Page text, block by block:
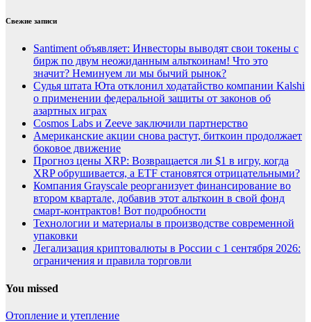
Свежие записи
Santiment объявляет: Инвесторы выводят свои токены с
бирж по двум неожиданным альткоинам! Что это
значит? Неминуем ли мы бычий рынок?
Судья штата Юта отклонил ходатайство компании Kalshi
о применении федеральной защиты от законов об
азартных играх
Cosmos Labs и Zeeve заключили партнерство
Американские акции снова растут, биткоин продолжает
боковое движение
Прогноз цены XRP: Возвращается ли $1 в игру, когда
XRP обрушивается, а ETF становятся отрицательными?
Компания Grayscale реорганизует финансирование во
втором квартале, добавив этот альткоин в свой фонд
смарт-контрактов! Вот подробности
Технологии и материалы в производстве современной
упаковки
Легализация криптовалюты в России с 1 сентября 2026:
ограничения и правила торговли
You missed
Отопление и утепление